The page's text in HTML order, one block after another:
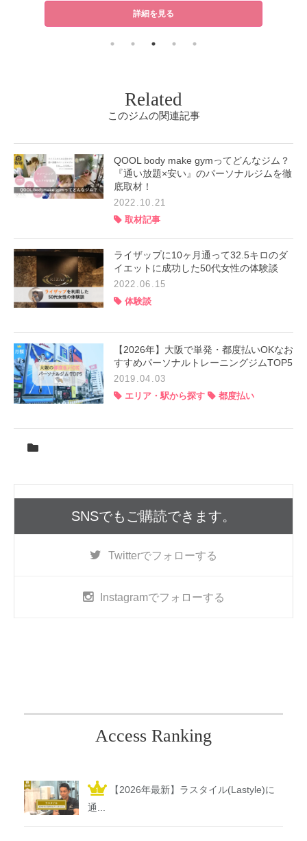
詳細を見る
Related
このジムの関連記事
QOOL body make gymってどんなジム？
『通い放題×安い』のパーソナルジムを徹
底取材！
2022.10.21
取材記事
ライザップに10ヶ月通って32.5キロのダ
イエットに成功した50代女性の体験談
2022.06.15
体験談
【2026年】大阪で単発・都度払いOKなお
すすめパーソナルトレーニングジムTOP5
2019.04.03
エリア・駅から探す
都度払い
SNSでもご購読できます。
Twitterでフォローする
Instagramでフォローする
Access Ranking
【2026年最新】ラスタイル(Lastyle)に
通...